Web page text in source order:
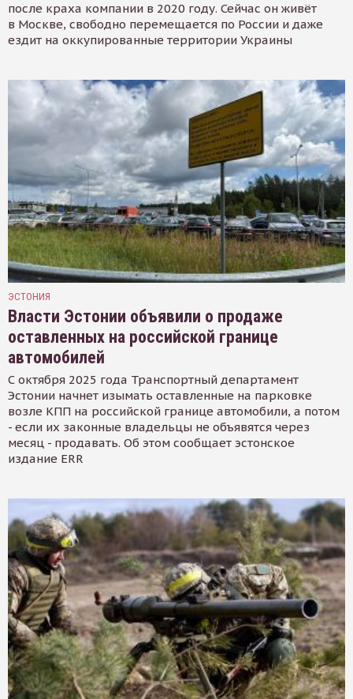
после краха компании в 2020 году. Сейчас он живёт
в Москве, свободно перемещается по России и даже
ездит на оккупированные территории Украины
ЭСТОНИЯ
Власти Эстонии объявили о продаже
оставленных на российской границе
автомобилей
С октября 2025 года Транспортный департамент
Эстонии начнет изымать оставленные на парковке
возле КПП на российской границе автомобили, а потом
- если их законные владельцы не объявятся через
месяц - продавать. Об этом сообщает эстонское
издание ERR